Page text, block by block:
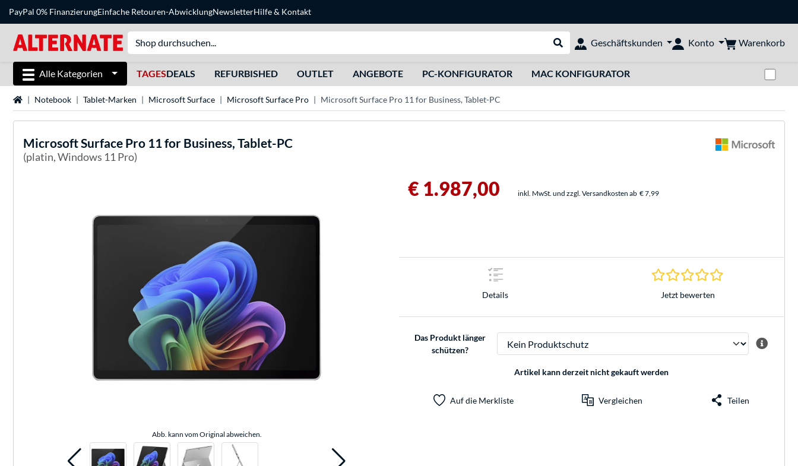
PayPal 0% FinanzierungEinfache Retouren-AbwicklungNewsletterHilfe& Kontakt
Suche durchführen
Geschäftskunden Konto Warenkorb
Alle Kategorien TAGESDEALS REFURBISHED OUTLET ANGEBOTE PC-KONFIGURATOR MAC KONFIGURATOR
StartseiteNotebook Tablet-Marken Microsoft Surface Microsoft Surface Pro Microsoft Surface Pro 11 for Business, Tablet-PC
MicrosoftSurface Pro 11 for Business, Tablet-PC
(platin, Windows 11 Pro)
Abb. kann vom Original abweichen.
€ 1.987,00 inkl. MwSt. und zzgl. Versandkosten ab € 7,99
Details
0.0 Sterne bei 0
Jetzt bewerten
Das Produkt länger
schützen?
Artikel kann derzeit nicht gekauft werden
Auf die Merkliste Vergleichen Teilen